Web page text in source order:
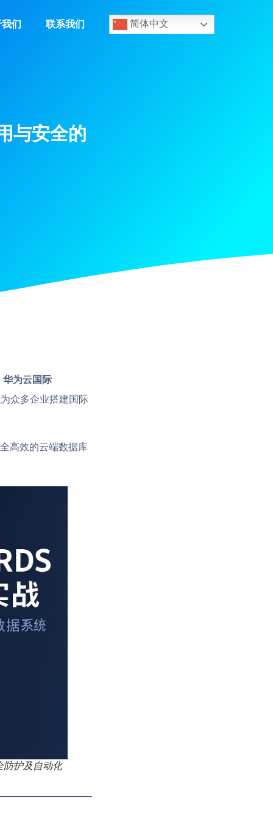
们 联系我们 简体中文
与安全的
华为云国际
众多企业搭建国际
高效的云端数据库
防护及自动化